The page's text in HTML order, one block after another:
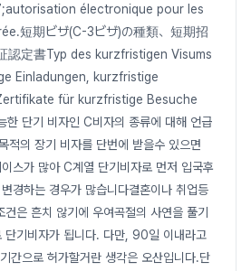
électronique pour les
短期ビザ(C-3ビザ)の種類、短期招
認定書Typ des kurzfristigen Visums
Einladungen, kurzfristige
für kurzfristige Besuche
한 단기 비자인 C비자의 종류에 대해 언급
적의 장기 비자를 단번에 받을수 있으면
스가 많아 C계열 단기비자로 먼저 입국후
경하는 경우가 많습니다결혼이나 취업등
은 흔치 않기에 우여곡절의 사연을 풀기
단기비자가 됩니다. 다만, 90일 이내라고
간으로 허가할거란 생각은 오산입니다.단